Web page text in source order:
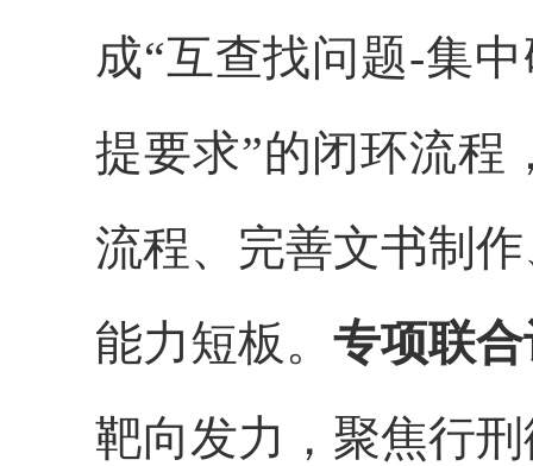
成“互查找问题-集
提要求”的闭环流程
流程、完善文书制
能力短板。 专项联
靶向发力，聚焦行